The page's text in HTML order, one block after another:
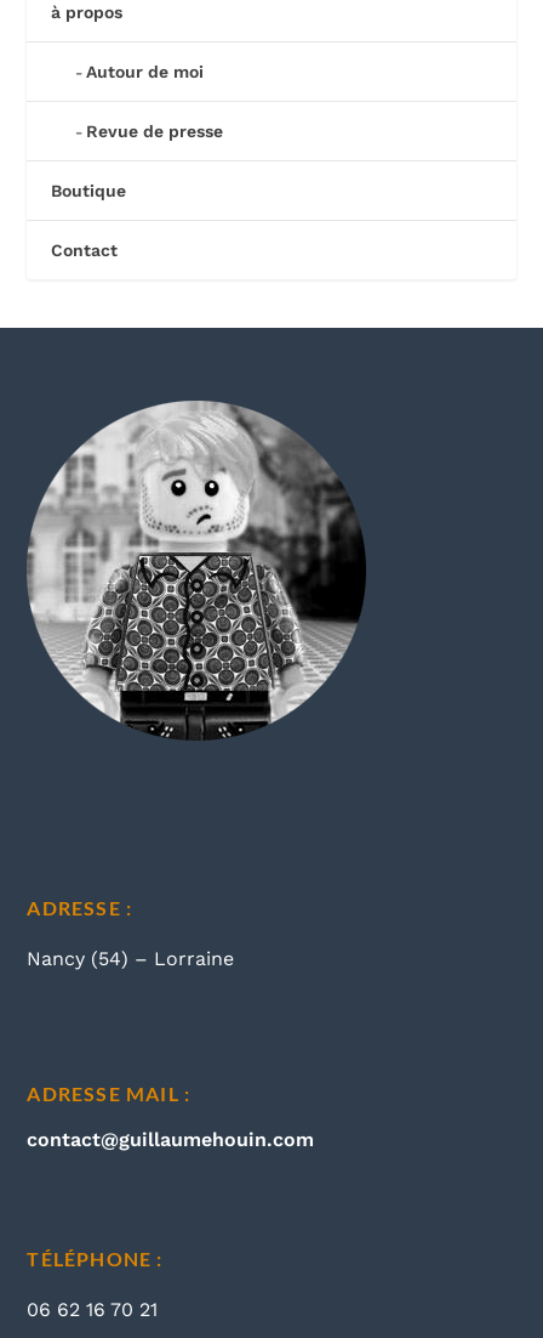
à propos
Autour de moi
Revue de presse
Boutique
Contact
ADRESSE :
Nancy (54) – Lorraine
ADRESSE MAIL :
contact@guillaumehouin.com
TÉLÉPHONE :
06 62 16 70 21